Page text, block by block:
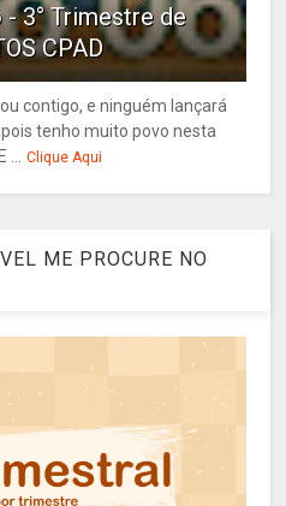
3° Trimestre de
CPAD
contigo, e ninguém lançará
tenho muito povo nesta
... Clique Aqui
ME PROCURE NO